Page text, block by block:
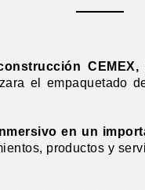
CEMEX,
el empaquetado
en un
productos y